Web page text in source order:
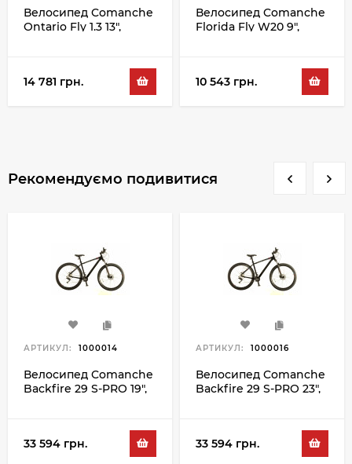
Велосипед Comanche
Ontario Fly 1.3 13",
14 781 грн.
Велосипед Comanche
Florida Fly W20 9",
10 543 грн.
Рекомендуємо подивитися
АРТИКУЛ: 1000014
Велосипед Comanche
Backfire 29 S-PRO 19",
33 594 грн.
АРТИКУЛ: 1000016
Велосипед Comanche
Backfire 29 S-PRO 23",
33 594 грн.